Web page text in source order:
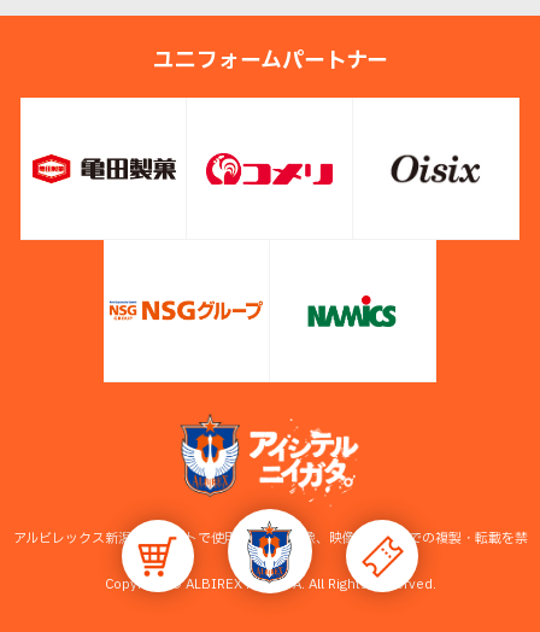
ユニフォームパートナー
アルビレックス新潟公式サイトで使用している画像、映像等の無断での複製・転載を禁
止します。
Copyright © ALBIREX NIIGATA. All Rights Reserved.